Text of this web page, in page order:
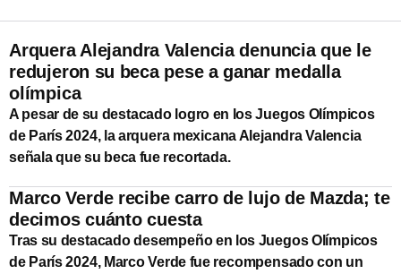
Arquera Alejandra Valencia denuncia que le
redujeron su beca pese a ganar medalla
olímpica
A pesar de su destacado logro en los Juegos Olímpicos
de París 2024, la arquera mexicana Alejandra Valencia
señala que su beca fue recortada.
Marco Verde recibe carro de lujo de Mazda; te
decimos cuánto cuesta
Tras su destacado desempeño en los Juegos Olímpicos
de París 2024, Marco Verde fue recompensado con un